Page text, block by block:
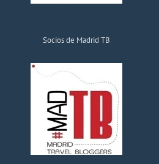
Socios de Madrid TB